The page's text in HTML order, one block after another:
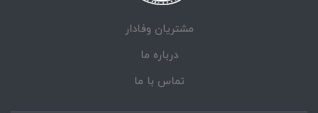
مشتریان وفادار
درباره ما
تماس با ما